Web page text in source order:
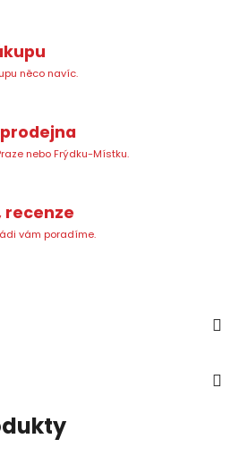
něco navíc.
nebo Frýdku-Místku.
recenze
vám poradíme.